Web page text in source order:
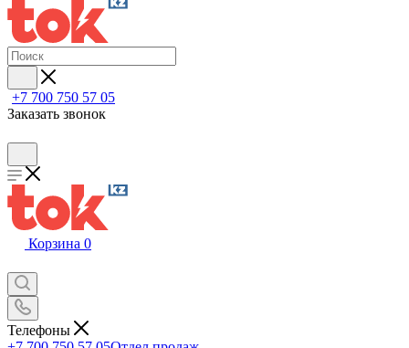
+7 700 750 57 05
Заказать звонок
Корзина 0
Телефоны